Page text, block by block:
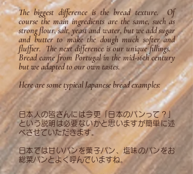
The biggest difference is the bread texture. Of
course the main ingredients are the same, such as
strong flour, salt, yeast and water, but we add sugar
and butter to make the dough much softer and
fluffier. The next difference is our unique fillings.
Bread came from Portugal in the mid-16th century
but we adapted to our own tastes.
Here are some typical Japanese bread examples:
日本人の皆さんには今更「日本のパンって？」
という説明は必要ないかと思いますが簡単に述
べさせていただきます。
日本では甘いパンを菓子パン、塩味のパンをお
総菜パンとよく呼んでいますね。